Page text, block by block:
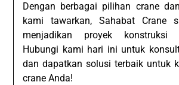
Dengan berbagai pilihan crane
kami tawarkan, Sahabat Crane
menjadikan proyek konstruksi
Hubungi kami hari ini untuk
dan dapatkan solusi terbaik untuk
crane Anda!